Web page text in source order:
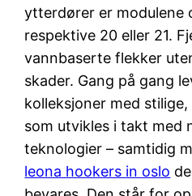
ytterdører er modulene
respektive 20 eller 21.
vannbaserte flekker
skader. Gang på gang
kolleksjoner med
som utvikles i takt med
teknologier – samtidig
leona hookers in oslo